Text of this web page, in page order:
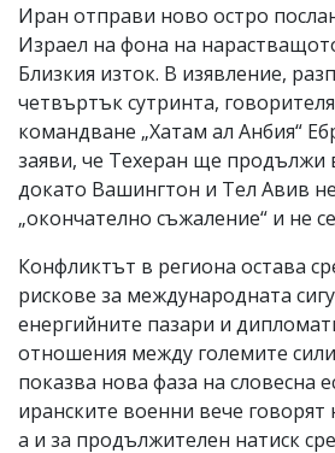
коментар,
моля
сигнализирайте
Иран отправи ново остро
Израел на фона на
Близкия изток. В изявление,
четвъртък сутринта,
командване „Хатам ал Анбия“
заяви, че Техеран ще продължи
докато Вашингтон и Тел Авив
„окончателно съжаление“ и не
Конфликтът в региона остава
рискове за международната
енергийните пазари и
отношения между големите
показва нова фаза на словесна
иранските военни вече говорят
а и за продължителен натиск